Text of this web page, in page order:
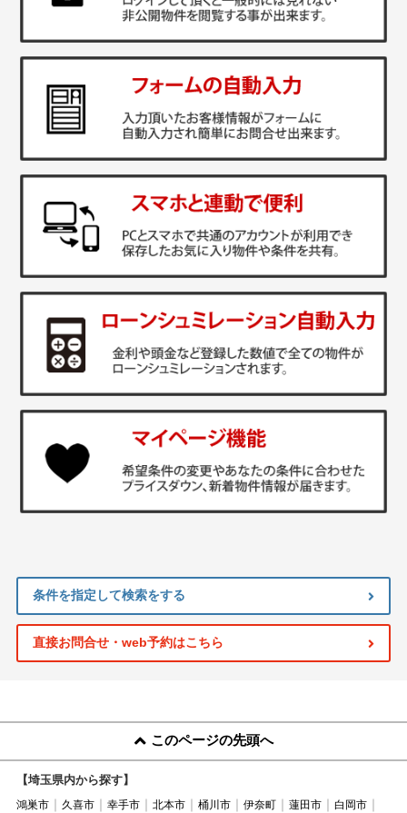
条件を指定して検索をする
直接お問合せ・web予約はこちら
このページの先頭へ
【埼玉県内から探す】
鴻巣市 久喜市 幸手市 北本市 桶川市 伊奈町 蓮田市
白岡市